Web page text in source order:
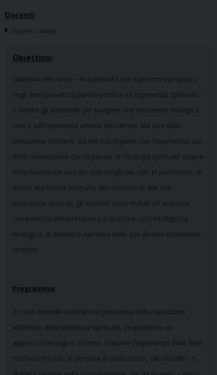
Docenti
Roberto Maier
Obiettivo:
Obiettivo del corso – in continuità con il percorso proposto
negli anni passati su parola poetica ed esperienza spirituale –
è fornire gli strumenti per svolgere una riflessione teologica
critica sull’esperienza umana del narrare alla luce della
rivelazione cristiana. Sia nel suo legame con l’esperienza, sia
nella connessione con la parola, la Teologia spirituale scopre
nella narrazione uno dei suoi luoghi più cari. In particolare, di
fronte alla forma letteraria del romanzo (e alla sua
evoluzione storica), gli studenti sono invitati ad acquisire
competenza interpretativa e a illustrare, con intelligenza
teologica, la dinamica narrativa nelle sue diverse intonazioni
storiche.
Programma:
Il corso intende mostrare la pertinenza della narrazione
all’interno dell’esperienza spirituale, proponendo un
approccio teologico al tema. Sebbene l’esperienza della fede
sia l’incontro con la persona di Gesù Cristo, tale incontro si